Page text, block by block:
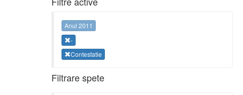
Anul 2011
-
Contestatie
Filtrare spete